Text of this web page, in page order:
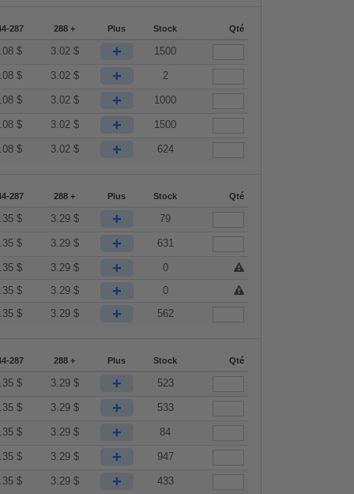
287 288 + Plus Stock Qté
$ 3.02 $ + 1500
$ 3.02 $ + 2
$ 3.02 $ + 1000
$ 3.02 $ + 1500
$ 3.02 $ + 624
287 288 + Plus Stock Qté
$ 3.29 $ + 79
$ 3.29 $ + 631
$ 3.29 $ +
0
$ 3.29 $ +
0
$ 3.29 $ + 562
287 288 + Plus Stock Qté
$ 3.29 $ + 523
$ 3.29 $ + 533
$ 3.29 $ + 84
$ 3.29 $ + 947
$ 3.29 $ + 433